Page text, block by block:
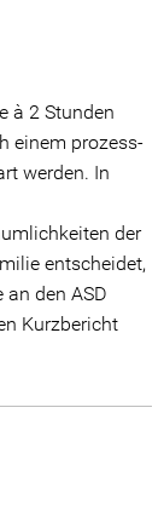
à 2 Stunden
einem prozess-
werden. In
der
entscheidet,
den ASD
Kurzbericht